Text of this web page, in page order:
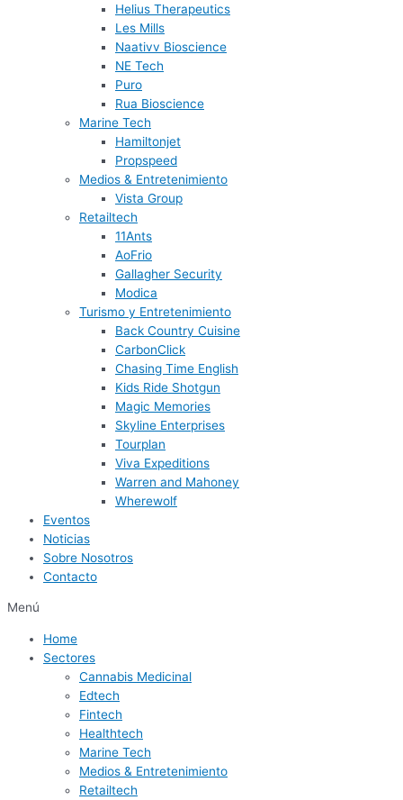
Helius Therapeutics
Les Mills
Naativv Bioscience
NE Tech
Puro
Rua Bioscience
Marine Tech
Hamiltonjet
Propspeed
Medios & Entretenimiento
Vista Group
Retailtech
11Ants
AoFrio
Gallagher Security
Modica
Turismo y Entretenimiento
Back Country Cuisine
CarbonClick
Chasing Time English
Kids Ride Shotgun
Magic Memories
Skyline Enterprises
Tourplan
Viva Expeditions
Warren and Mahoney
Wherewolf
Eventos
Noticias
Sobre Nosotros
Contacto
Menú
Home
Sectores
Cannabis Medicinal
Edtech
Fintech
Healthtech
Marine Tech
Medios & Entretenimiento
Retailtech